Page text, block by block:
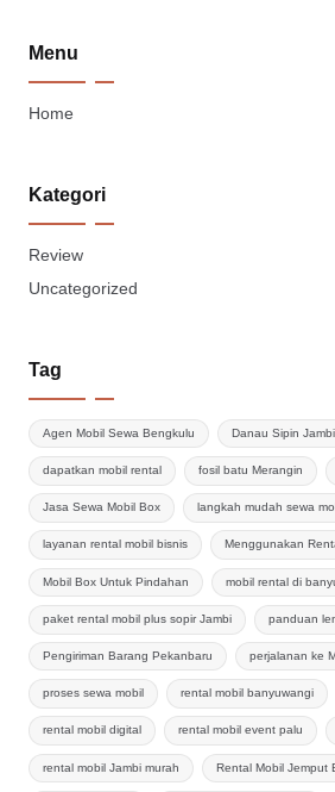
Menu
Home
Kategori
Review
Uncategorized
Tag
Agen Mobil Sewa Bengkulu Danau Sipin Jambi
dapatkan mobil rental fosil batu Merangin
Jasa Sewa Mobil Box langkah mudah sewa
layanan rental mobil bisnis Menggunakan
Mobil Box Untuk Pindahan mobil rental di
paket rental mobil plus sopir Jambi panduan
Pengiriman Barang Pekanbaru perjalanan ke
proses sewa mobil rental mobil banyuwangi
rental mobil digital rental mobil event palu
rental mobil Jambi murah Rental Mobil Jemput